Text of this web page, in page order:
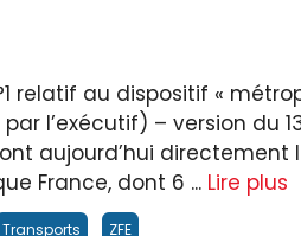
relatif au dispositif «
l’exécutif) – version du
aujourd’hui directement
France, dont 6 ... Lire plus
Transports ZFE